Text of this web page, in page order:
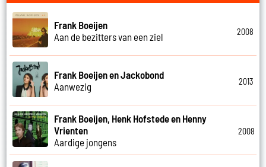
Frank Boeijen
Aan de bezitters van een ziel
2008
Frank Boeijen en Jackobond
Aanwezig
2013
Frank Boeijen, Henk Hofstede en Henny
Vrienten
Aardige jongens
2008